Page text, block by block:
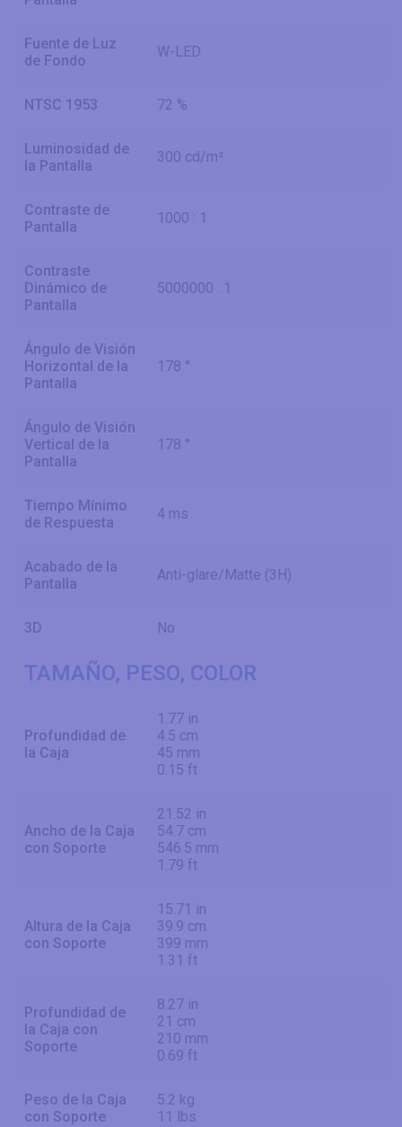
Fuente de Luz
de Fondo
W-LED
NTSC 1953 72 %
Luminosidad de
la Pantalla
300 cd/m²
Contraste de
Pantalla
1000 : 1
Contraste
Dinámico de
Pantalla
5000000 : 1
Ángulo de Visión
Horizontal de la
Pantalla
178 °
Ángulo de Visión
Vertical de la
Pantalla
178 °
Tiempo Mínimo
de Respuesta
4 ms
Acabado de la
Pantalla
Anti-glare/Matte (3H)
3D No
TAMAÑO, PESO, COLOR
Profundidad de
la Caja
1.77 in
4.5 cm
45 mm
0.15 ft
Ancho de la Caja
con Soporte
21.52 in
54.7 cm
546.5 mm
1.79 ft
Altura de la Caja
con Soporte
15.71 in
39.9 cm
399 mm
1.31 ft
Profundidad de
la Caja con
Soporte
8.27 in
21 cm
210 mm
0.69 ft
Peso de la Caja
con Soporte
5.2 kg
11 lbs